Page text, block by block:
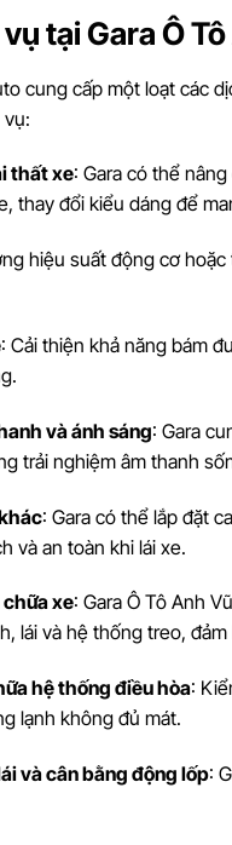
tại Gara Ô
cung cấp một loạt các
thất xe: Gara có thể
thay đổi kiểu dáng để
hiệu suất động cơ
: Cải thiện khả năng bám
và ánh sáng: Gara
trải nghiệm âm thanh
: Gara có thể lắp đặt
và an toàn khi lái xe.
chữa xe: Gara Ô Tô Anh
lái và hệ thống treo,
hệ thống điều hòa:
lạnh không đủ mát.
và cân bằng động lốp: